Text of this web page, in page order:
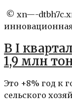
© xn—-
В I
1,9 млн
Это +8% год к
сельского